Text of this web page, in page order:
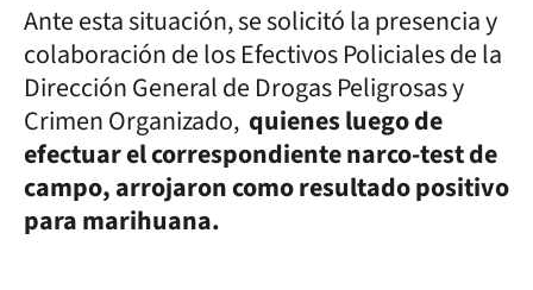
Ante esta situación, se solicitó la presencia y
colaboración de los Efectivos Policiales de la
Dirección General de Drogas Peligrosas y
Crimen Organizado, quienes luego de
efectuar el correspondiente narco-test de
campo, arrojaron como resultado positivo
para marihuana.